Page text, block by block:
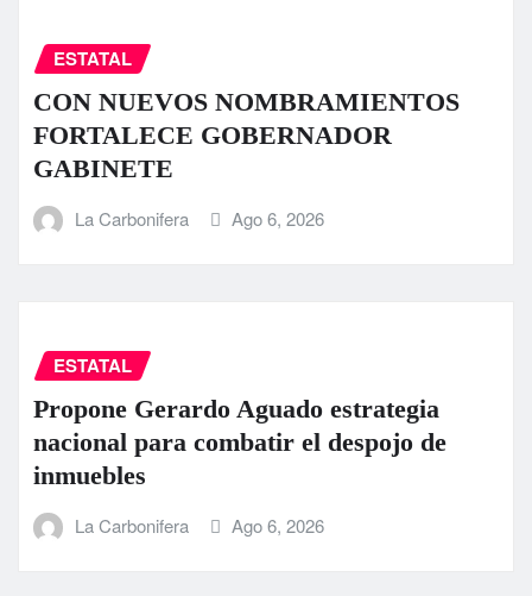
ESTATAL
CON NUEVOS NOMBRAMIENTOS
FORTALECE GOBERNADOR
GABINETE
La Carbonifera Ago 6, 2026
ESTATAL
Propone Gerardo Aguado estrategia
nacional para combatir el despojo de
inmuebles
La Carbonifera Ago 6, 2026